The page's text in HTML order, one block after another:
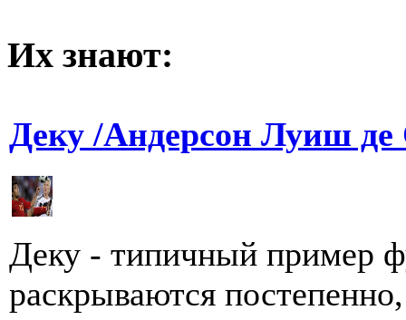
Их знают:
Деку /Андерсон Луиш де
Деку - типичный пример
раскрываются